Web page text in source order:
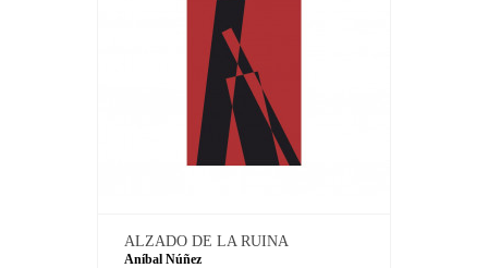
ALZADO DE LA RUINA
Aníbal Núñez